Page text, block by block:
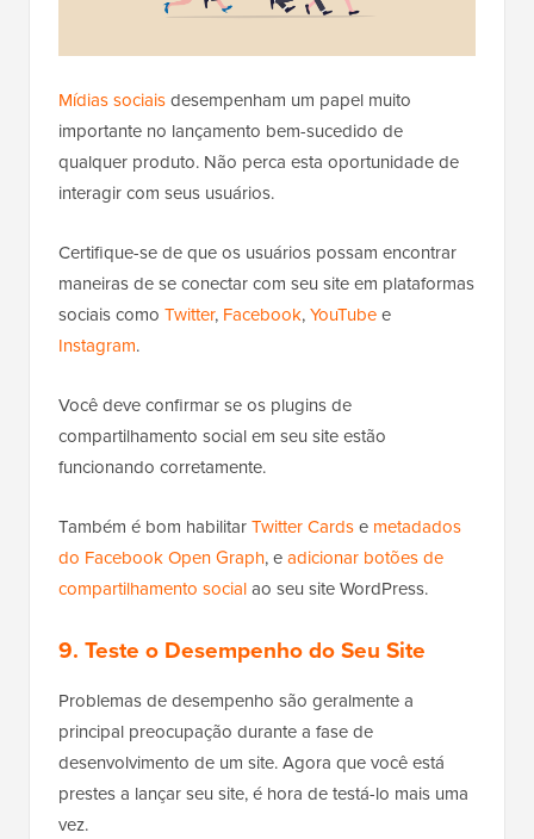
Mídias sociaisdesempenham um papel muito
importante no lançamento bem-sucedido de
qualquer produto. Não perca esta oportunidade de
interagir com seus usuários.
Certifique-se de que os usuários possam encontrar
maneiras de se conectar com seu site em plataformas
sociais como Twitter, Facebook,YouTubee
Instagram.
Você deve confirmar se os plugins de
compartilhamento social em seu site estão
funcionando corretamente.
Também é bom habilitarTwitter Cardse metadados
do Facebook Open Graph, eadicionar botões de
compartilhamento socialao seu site WordPress.
9. Teste o Desempenho do Seu Site
Problemas de desempenho são geralmente a
principal preocupação durante a fase de
desenvolvimento de um site. Agora que você está
prestes a lançar seu site, é hora de testá-lo mais uma
vez.